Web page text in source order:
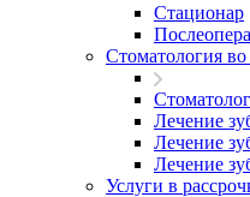
Стационар
Стоматология
Лечение
Лечение
Лечение
Услуги в